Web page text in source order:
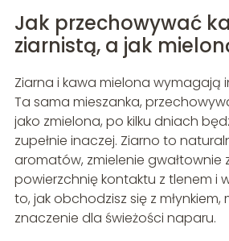
Jak przechowywać
ziarnistą, a jak
Ziarna i kawa mielona wymagają
Ta sama mieszanka,
jako zmielona, po kilku dniach
zupełnie inaczej. Ziarno to
aromatów, zmielenie gwałtownie
powierzchnię kontaktu z tlenem i
to, jak obchodzisz się z
znaczenie dla świeżości naparu.